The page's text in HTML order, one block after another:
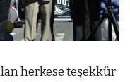
herkese teşekkür